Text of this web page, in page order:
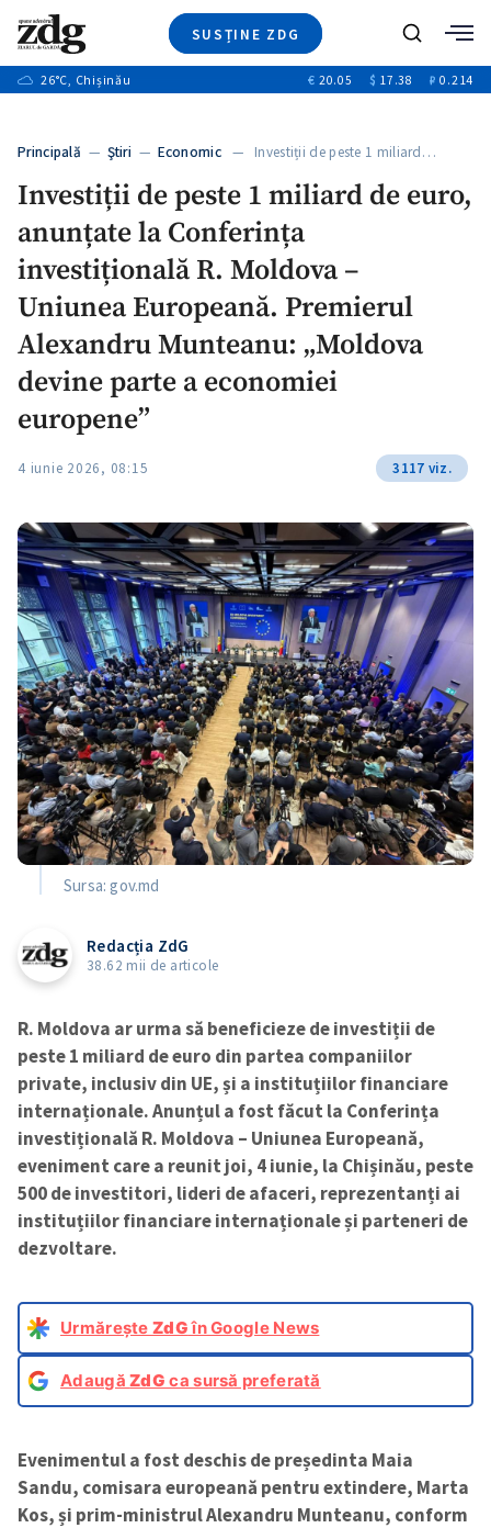
SUSȚINE ZDG
Ştiri
+13
Video
Special
Caută
26°C, Chișinău € 20.05 $ 17.38 ₽ 0.214
Principală — Ştiri — Economic— Investiții de peste 1 miliard…
Investiții de peste 1 miliard de euro,
anunțate la Conferința
investițională R. Moldova –
Uniunea Europeană. Premierul
Alexandru Munteanu: „Moldova
devine parte a economiei
europene”
4 iunie 2026, 08:15 3117 viz.
Sursa: gov.md
Redacția ZdG
38.62 mii de articole
R. Moldova ar urma să beneficieze de investiții de
peste 1 miliard de euro din partea companiilor
private, inclusiv din UE, și a instituțiilor financiare
internaționale. Anunțul a fost făcut la Conferința
investițională R. Moldova – Uniunea Europeană,
eveniment care a reunit joi, 4 iunie, la Chișinău, peste
500 de investitori, lideri de afaceri, reprezentanți ai
instituțiilor financiare internaționale și parteneri de
dezvoltare.
Urmărește ZdGîn Google News
AdaugăZdG ca sursă preferată
Evenimentul a fost deschis de președinta Maia
Sandu, comisara europeană pentru extindere, Marta
Kos, și prim-ministrul Alexandru Munteanu, conform